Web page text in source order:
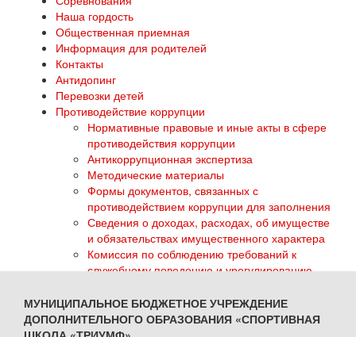
Наша гордость
Общественная приемная
Информация для родителей
Контакты
Антидопинг
Перевозки детей
Противодействие коррупции
Нормативные правовые и иные акты в сфере
противодействия коррупции
Антикоррупционная экспертиза
Методические материалы
Формы документов, связанных с
противодействием коррупции для заполнения
Сведения о доходах, расходах, об имуществе
и обязательствах имущественного характера
Комиссия по соблюдению требований к
служебному поведению и урегулированию
Обратная связь для сообщений о фактах
коррупции
ГТО
МУНИЦИПАЛЬНОЕ БЮДЖЕТНОЕ УЧРЕЖДЕНИЕ
ДОПОЛНИТЕЛЬНОГО ОБРАЗОВАНИЯ «СПОРТИВНАЯ